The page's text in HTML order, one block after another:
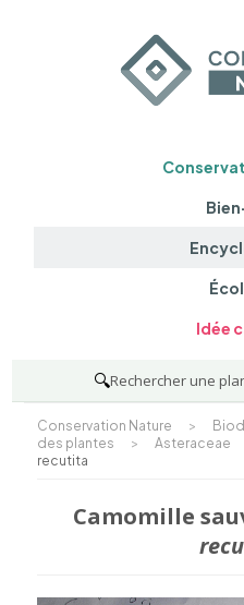
Idée
🔍Rechercher une
Conservation Nature >
des plantes
> Asteraceae
recutita
Camomille